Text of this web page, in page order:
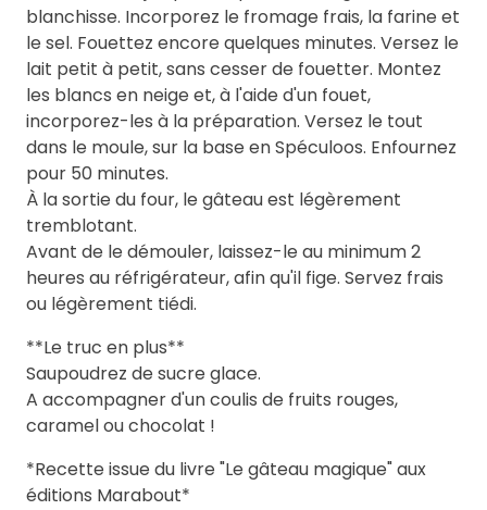
blanchisse. Incorporez le fromage frais, la farine et
le sel. Fouettez encore quelques minutes. Versez le
lait petit à petit, sans cesser de fouetter. Montez
les blancs en neige et, à l'aide d'un fouet,
incorporez-les à la préparation. Versez le tout
dans le moule, sur la base en Spéculoos. Enfournez
pour 50 minutes.
À la sortie du four, le gâteau est légèrement
tremblotant.
Avant de le démouler, laissez-le au minimum 2
heures au réfrigérateur, afin qu'il fige. Servez frais
ou légèrement tiédi.
**Le truc en plus**
Saupoudrez de sucre glace.
A accompagner d'un coulis de fruits rouges,
caramel ou chocolat !
*Recette issue du livre "Le gâteau magique" aux
éditions Marabout*